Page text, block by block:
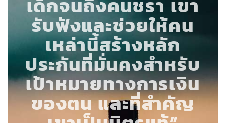
รับฟังและช่วยให้คน
เหล่านี้สร้างหลัก
ประกันที่มั่นคงสำหรับ
เป้าหมายทางการเงิน
ของตน และที่สำคัญ